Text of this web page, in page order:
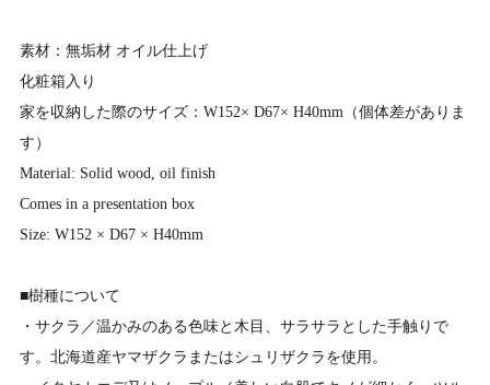
素材：無垢材 オイル仕上げ
化粧箱入り
家を収納した際のサイズ：W152× D67× H40mm（個体差がありま
す）
Material: Solid wood, oil finish
Comes in a presentation box
Size: W152 × D67 × H40mm
■樹種について
・サクラ／温かみのある色味と木目、サラサラとした手触りで
す。北海道産ヤマザクラまたはシュリザクラを使用。